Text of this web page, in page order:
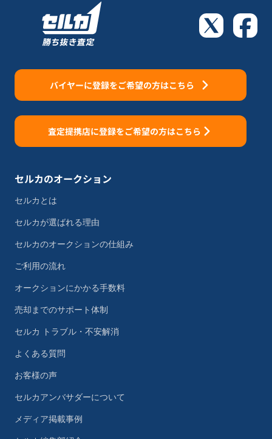
バイヤーに登録をご希望の方はこちら
査定提携店に登録をご希望の方はこちら
セルカのオークション
セルカとは
セルカが選ばれる理由
セルカのオークションの仕組み
ご利用の流れ
オークションにかかる手数料
売却までのサポート体制
セルカ トラブル・不安解消
よくある質問
お客様の声
セルカアンバサダーについて
メディア掲載事例